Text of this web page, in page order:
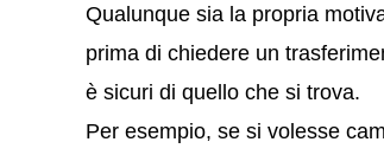
Qualunque sia la propria
prima di chiedere un
è sicuri di quello che si trova.
Per esempio, se si volesse